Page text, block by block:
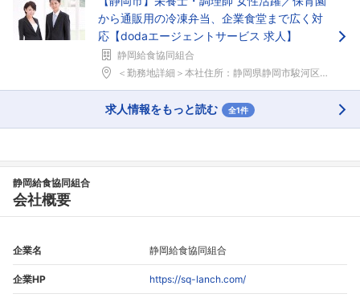
フォローしました
こちらの企業もフォローしませんか？
から通販用の冷凍弁当、企業食堂まで広く対
応【dodaエージェントサービス 求人】
静岡給食協同組合
＜勤務地詳細＞本社住所：静岡県静岡市駿河区北丸子1...
求人情報をもっと読む 全1件
静岡給食協同組合
会社概要
企業名 静岡給食協同組合
企業HP https://sq-lanch.com/